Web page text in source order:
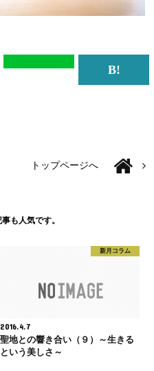
トップページへ
も人気です。
新月コラム
2016.4.7
聖地との響き合い（９）～生きる
という美しさ～